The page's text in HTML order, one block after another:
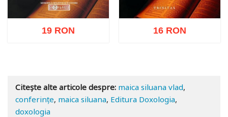
19 RON 16 RON
Citește alte articole despre: maica siluana vlad,
conferințe, maica siluana, Editura Doxologia,
doxologia